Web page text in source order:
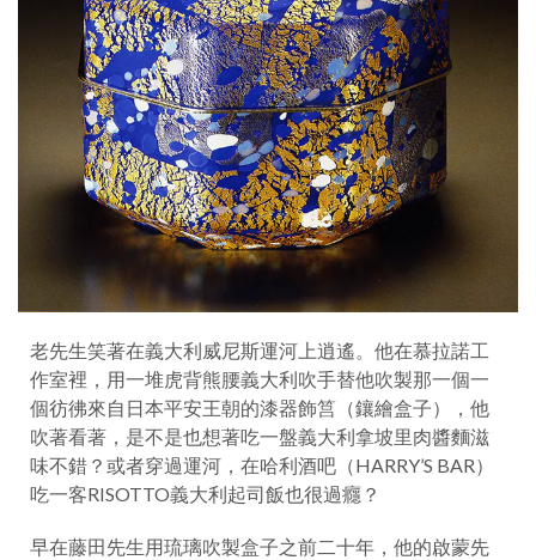
老先生笑著在義大利威尼斯運河上逍遙。他在慕拉諾工
作室裡，用一堆虎背熊腰義大利吹手替他吹製那一個一
個彷彿來自日本平安王朝的漆器飾筥（鑲繪盒子），他
吹著看著，是不是也想著吃一盤義大利拿坡里肉醬麵滋
味不錯？或者穿過運河，在哈利酒吧（HARRY’S BAR）
吃一客RISOTTO義大利起司飯也很過癮？
早在藤田先生用琉璃吹製盒子之前二十年，他的啟蒙先